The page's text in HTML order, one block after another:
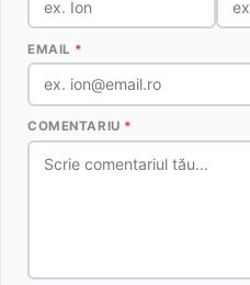
EMAIL *
COMENTARIU *